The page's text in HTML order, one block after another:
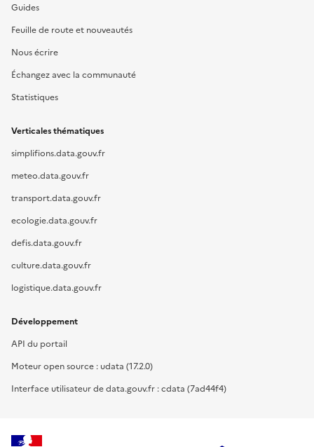
Guides
Feuille de route et nouveautés
Nous écrire
Échangez avec la communauté
Statistiques
Verticales thématiques
simplifions.data.gouv.fr
meteo.data.gouv.fr
transport.data.gouv.fr
ecologie.data.gouv.fr
defis.data.gouv.fr
culture.data.gouv.fr
logistique.data.gouv.fr
Développement
API du portail
Moteur open source : udata (17.2.0)
Interface utilisateur de data.gouv.fr : cdata (7ad44f4)